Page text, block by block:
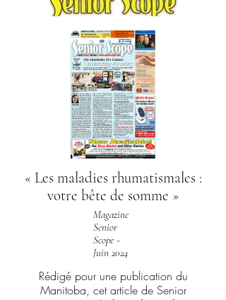
« Les maladies rhumatismales :
votre bête de somme »
Magazine
Senior
Scope -
Juin 2024
Rédigé pour une publication du
Manitoba, cet article de Senior